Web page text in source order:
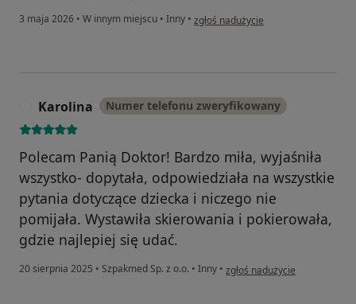
3 maja 2026 • W innym miejscu • Inny • w opinii użytkownika Kaja
zgłoś nadużycie
Karolina Numer telefonu zweryfikowany
Polecam Panią Doktor! Bardzo miła, wyjaśniła
wszystko- dopytała, odpowiedziała na wszystkie
pytania dotyczące dziecka i niczego nie
pomijała. Wystawiła skierowania i pokierowała,
gdzie najlepiej się udać.
20 sierpnia 2025 • Szpakmed Sp. z o.o. • Inny • w opinii użytkownika Karolina
zgłoś nadużycie